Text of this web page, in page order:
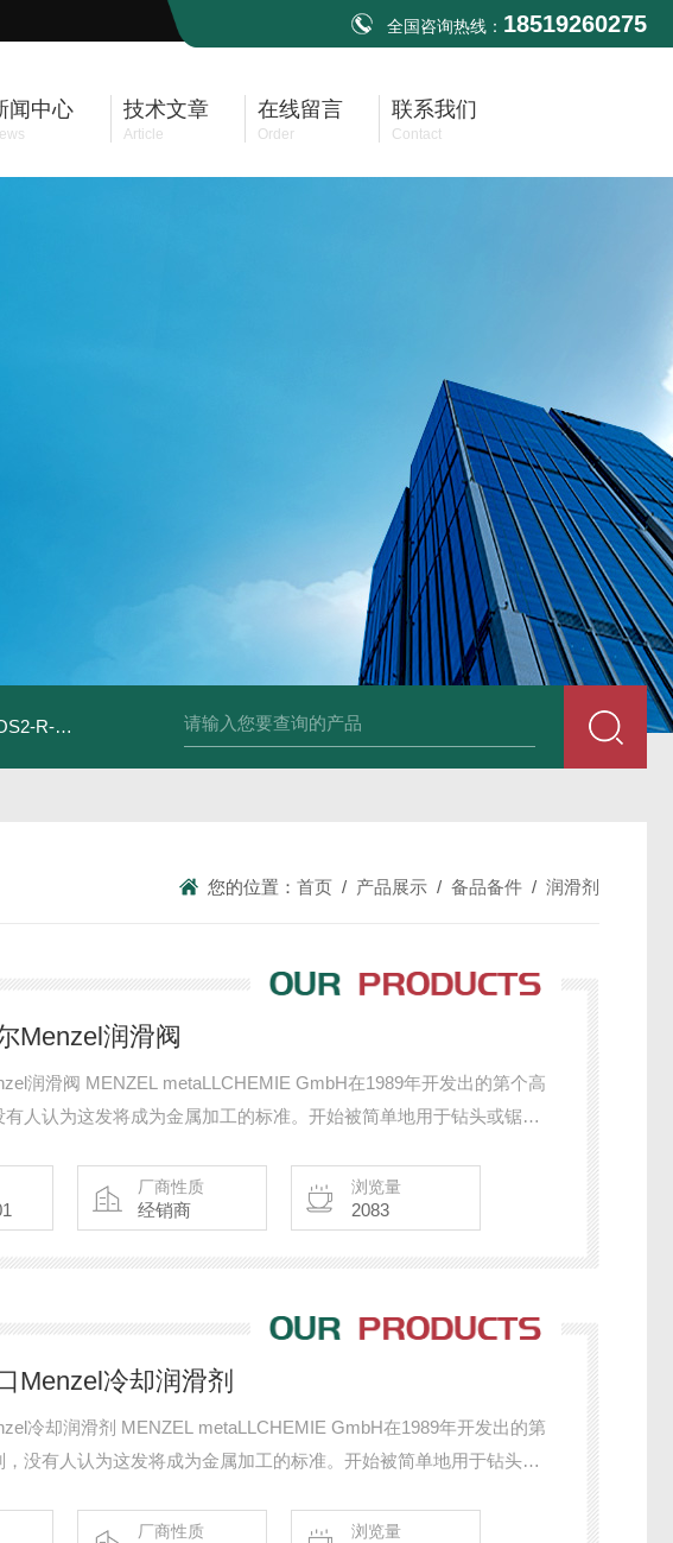
全国咨询热线： 18519260275
闻中心 技术文章
Article
在线留言
Order
联系我们
Contact
油分离器 德国Baumüller b maXX 6500伺服电机 德国Bauüller b maXX
您的位置： 首页 / 产品展示 / 备品备件 / 润滑剂
Menzel润滑阀
润滑阀 MENZEL metaLLCHEMIE GmbH在1989年开发出的第个高
人认为这发将成为金属加工的标准。开始被简单地用于钻头或锯，
解的高性能油 的***低数量润滑技术，
厂商性质
经销商
浏览量
2083
Menzel冷却润滑剂
冷却润滑剂 MENZEL metaLLCHEMIE GmbH在1989年开发出的第
没有人认为这发将成为金属加工的标准。开始被简单地用于钻头或
降解的高性能油的***低数量润滑技术，门泽尔已经成为市场的
厂商性质 浏览量